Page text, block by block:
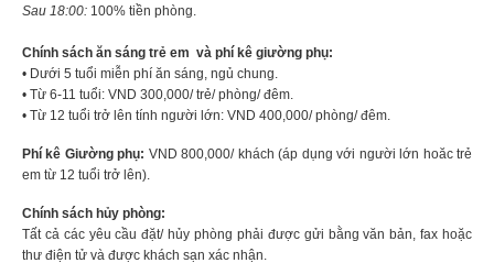
Sau 18:00: 100% tiền phòng.
Chính sách ăn sáng trẻ em và phí kê giường phụ:
• Dưới 5 tuổi miễn phí ăn sáng, ngủ chung.
• Từ 6-11 tuổi: VND 300,000/ trẻ/ phòng/ đêm.
• Từ 12 tuổi trở lên tính người lớn: VND 400,000/ phòng/ đêm.
Phí kê Giường phụ: VND 800,000/ khách (áp dụng với người lớn hoăc trẻ
em từ 12 tuổi trở lên).
Chính sách hủy phòng:
Tất cả các yêu cầu đặt/ hủy phòng phải được gửi bằng văn bản, fax hoặc
thư điện tử và được khách sạn xác nhận.